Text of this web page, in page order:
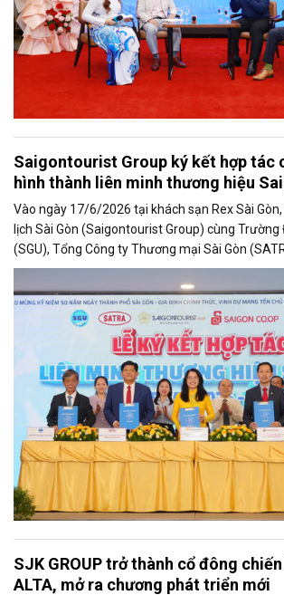
Saigontourist Group ký kết hợp tác
hình thành liên minh thương hiệu
Vào ngày 17/6/2026 tại khách sạn Rex Sài
lịch Sài Gòn (Saigontourist Group) cùng Trường
(SGU), Tổng Công ty Thương mại Sài Gòn
tác xã Thương mại TP. Hồ Chí Minh (Saigon
TMCP Sài Gòn Công Thương (Saigonbank)
ghi nhớ hợp tác giai đoạn 2026 – 2030, hình
Thương hiệu Sài Gòn – Saigon League.
SJK GROUP trở thành cổ đông
ALTA, mở ra chương phát triển mới